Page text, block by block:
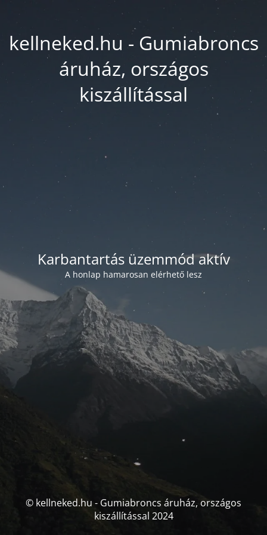
kellneked.hu - Gumiabroncs
áruház, országos
kiszállítással
Karbantartás üzemmód aktív
A honlap hamarosan elérhető lesz
© kellneked.hu - Gumiabroncs áruház, országos
kiszállítással 2024